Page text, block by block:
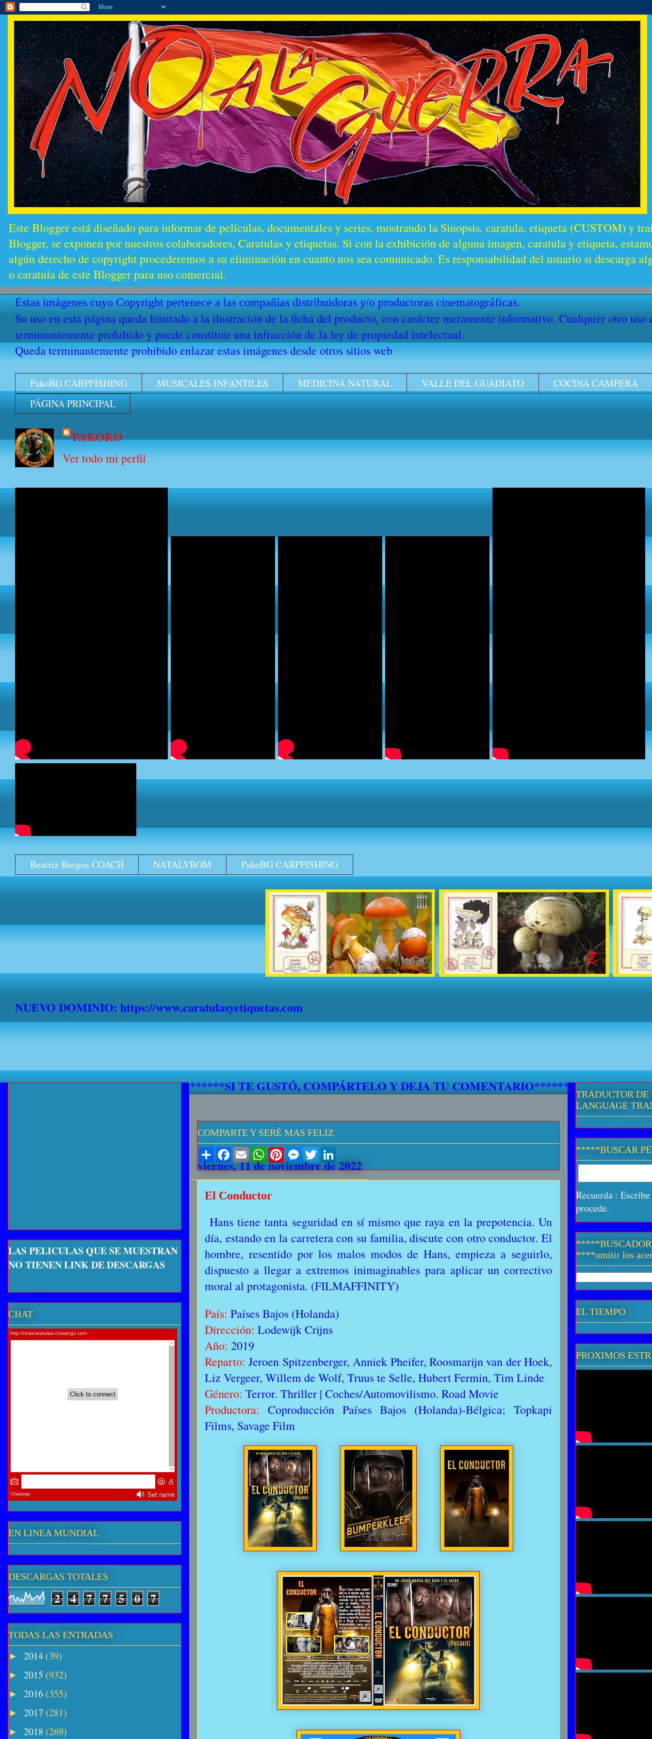
Este Blogger está diseñado para informar de películas, documentales y series, mostrando la Sinopsis, caratula, etiqueta (CUSTOM) y
Blogger, se exponen por nuestros colaboradores, Caratulas y etiquetas. Si con la exhibición de alguna imagen, caratula y etiqueta,
algún derecho de copyright procederemos a su eliminación en cuanto nos sea comunicado. Es responsabilidad del usuario si descarga
o caratula de este Blogger para uso comercial.
Estas imágenes cuyo Copyright pertenece a las compañías distribuidoras y/o productoras cinematográficas.
Su uso en esta página queda limitado a la ilustración de la ficha del producto, con carácter meramente informativo. Cualquier otro uso
terminantemente prohibido y puede constituir una infracción de la ley de propiedad intelectual.
Queda terminantemente prohibido enlazar estas imágenes desde otros sitios web
PakoBG CARPFISHING MUSICALES INFANTILES MEDICINA NATURAL VALLE DEL GUADIATO
COCINA CAMPERA
PÁGINA PRINCIPAL
PAKOKO
Ver todo mi perfil
Beatriz Burgos COACH NATALYBOM PakoBG CARPFISHING
NUEVO DOMINIO: https://www.caratulasyetiquetas.com
***********AVISO A NAVEGANTES" DESDE EL 1 DE JULIO HASTA EL 15 DE SEPTIEMBRE NO SE ATENDERAN
************************************SI TE GUSTÓ, COMPÁRTELO Y DEJA TU
COMPARTE Y SERÉ MAS FELIZ
S
h
a
r
e
F
a
c
e
b
o
E
m
a
i
l
W
h
a
t
s
p
P
i
n
t
e
M
e
s
s
e
T
w
i
t
t
n
k
e
viernes, 11 de noviembre de 2022
El Conductor
Hans tiene tanta seguridad en sí mismo que raya en la prepotencia. Un
día, estando en la carretera con su familia, discute con otro conductor. El
hombre, resentido por los malos modos de Hans, empieza a seguirlo,
dispuesto a llegar a extremos inimaginables para aplicar un correctivo
moral al protagonista. (FILMAFFINITY)
País: Países Bajos (Holanda)
Dirección: Lodewijk Crijns
Año: 2019
Reparto: Jeroen Spitzenberger, Anniek Pheifer, Roosmarijn van der Hoek,
Liz Vergeer, Willem de Wolf, Truus te Selle, Hubert Fermin, Tim Linde
Género: Terror. Thriller | Coches/Automovilismo. Road Movie
Productora: Coproducción Países Bajos (Holanda)-Bélgica; Topkapi
Films, Savage Film
LAS PELICULAS QUE SE MUESTRAN
NO TIENEN LINK DE DESCARGAS
CHAT
EN LINEA MUNDIAL
DESCARGAS TOTALES
2 4 7 7 5 0 7
TODAS LAS ENTRADAS
► 2014 (39)
► 2015 (932)
► 2016 (355)
► 2017 (281)
► 2018 (269)
TRADUCTOR
LANGUAGE
*****BUSCAR
Recuerda :
procede.
****omitir los
EL TIEMPO
PROXIMOS